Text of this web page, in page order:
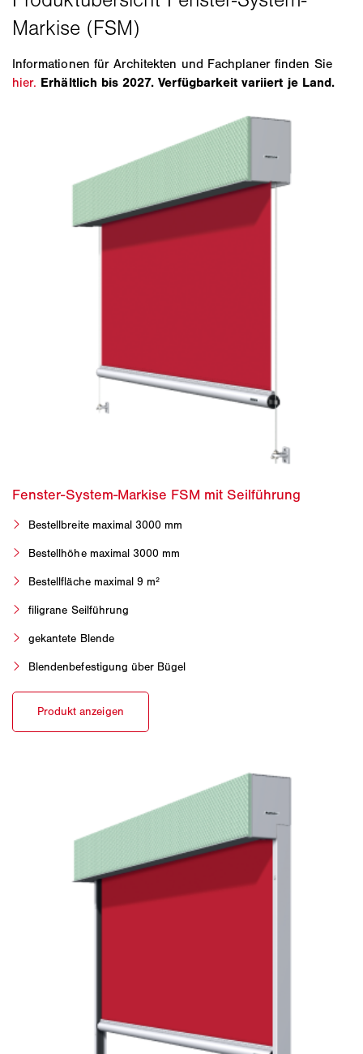
Informationen für Architekten und Fachplaner finden Sie
hier. Erhältlich bis 2027. Verfügbarkeit variiert je Land.
Bestellbreite maximal 3000 mm
Bestellhöhe maximal 3000 mm
Bestellfläche maximal 9 m²
filigrane Seilführung
gekantete Blende
Blendenbefestigung über Bügel